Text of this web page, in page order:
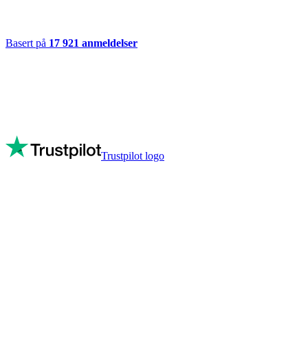
Basert på 17 921 anmeldelser
Trustpilot logo